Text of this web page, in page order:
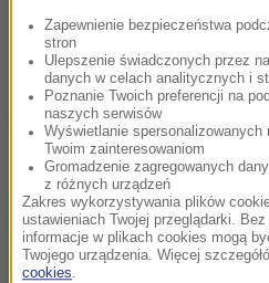
Źródło: RMF24
chcesz widzieć więcej
Google
Zapewnienie bezpieczeństwa
stron
Ulepszenie świadczonych przez
danych w celach analitycznych i
Poznanie Twoich preferencji na
naszych serwisów
Wyświetlanie spersonalizowanych
Twoim zainteresowaniom
Gromadzenie zagregowanych
z różnych urządzeń
Zakres wykorzystywania plików
ustawieniach Twojej przeglądarki.
informacje w plikach cookies mogą
Twojego urządzenia. Więcej
cookies.